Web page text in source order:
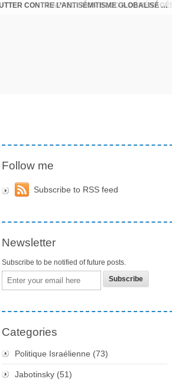
RAPPEL - MON BLOG A DÉMÉNAGÉ!
Follow me
Subscribe to RSS feed
Newsletter
Subscribe to be notified of future posts.
Email
Categories
Politique Israélienne (73)
Jabotinsky (51)